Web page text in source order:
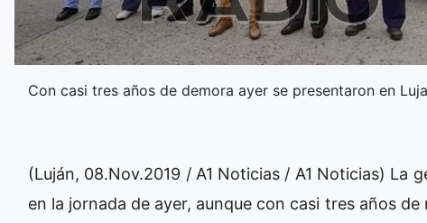
Con casi tres años de demora ayer se presentaron en
(Luján, 08.Nov.2019 / A1 Noticias / A1 Noticias) La
en la jornada de ayer, aunque con casi tres años